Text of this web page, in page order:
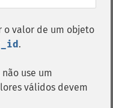
o valor de um objeto
.
use um
válidos devem